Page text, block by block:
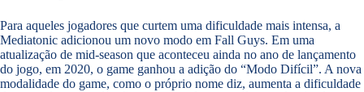
Para aqueles jogadores que curtem uma dificuldade mais intensa, a
Mediatonic adicionou um novo modo em Fall Guys. Em uma
atualização de mid-season que aconteceu ainda no ano de lançamento
do jogo, em 2020, o game ganhou a adição do “Modo Difícil”. A nova
modalidade do game, como o próprio nome diz, aumenta a dificuldade